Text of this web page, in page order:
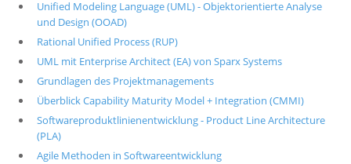
Unified Modeling Language (UML) - Objektorientierte Analyse
und Design (OOAD)
Rational Unified Process (RUP)
UML mit Enterprise Architect (EA) von Sparx Systems
Grundlagen des Projektmanagements
Überblick Capability Maturity Model + Integration (CMMI)
Softwareproduktlinienentwicklung - Product Line Architecture
(PLA)
Agile Methoden in Softwareentwicklung